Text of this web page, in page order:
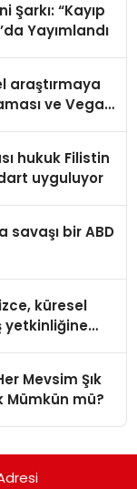
Şarkı: “Kayıp
Yayımlandı
araştırmaya
ve Vegan
hukuk Filistin
uyguluyor
savaşı bir ABD
küresel
yetkinliğine
Mevsim Şık
Mümkün mü?